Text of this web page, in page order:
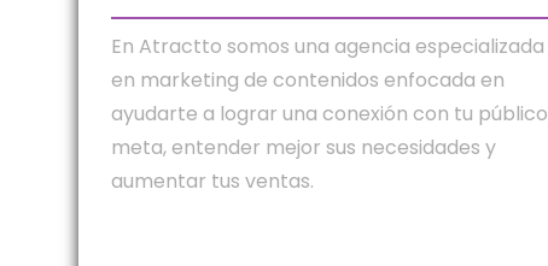
En Atractto somos una agencia especializada
en marketing de contenidos enfocada en
ayudarte a lograr una conexión con tu público
meta, entender mejor sus necesidades y
aumentar tus ventas.